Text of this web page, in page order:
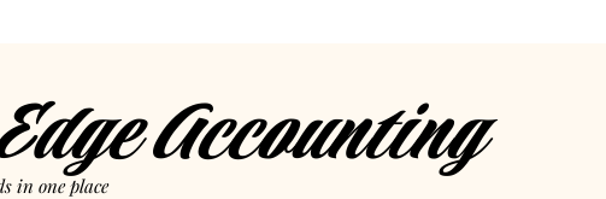
in one place Accounting